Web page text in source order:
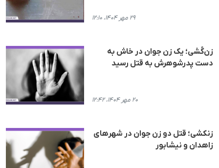
۲۹ مهر ۱۴۰۴، ۱۲:۱۰
زن‌کُشی؛ یک زن جوان در خاش به
دست پدرشوهرش به قتل رسید
۲۰ مهر ۱۴۰۴، ۱۲:۴۲
زنکشی؛ قتل دو زن جوان در شهرهای
زاهدان و نیشابور